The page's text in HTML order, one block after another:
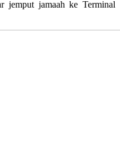
jemput jamaah ke Terminal